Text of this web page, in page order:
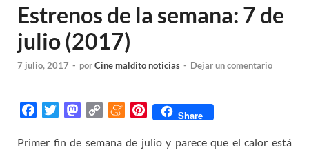
Estrenos de la semana: 7 de
julio (2017)
7 julio, 2017 - porCine maldito noticias - Dejar un comentario
c
i
M
s
p
M
n
P
n
Share
Primer fin de semana de julio y parece que el calor está